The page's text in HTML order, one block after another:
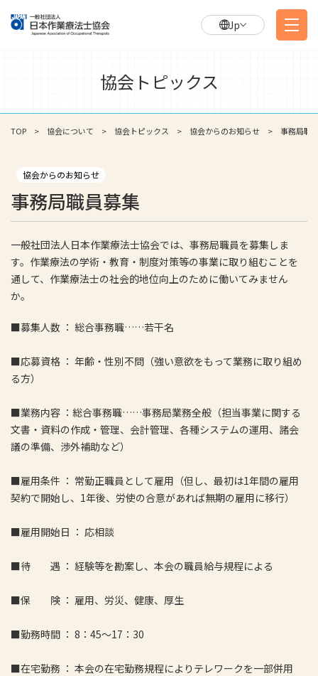
Jp
協会トピックス
TOP 協会について 協会トピックス 協会からのお知らせ 事務局職
協会からのお知らせ
事務局職員募集
一般社団法人日本作業療法士協会では、事務局職員を募集しま
す。作業療法の学術・教育・制度対策等の事業に取り組むことを
通して、作業療法士の社会的地位向上のために働いてみません
か。
■募集人数 ： 総合事務職……若干名
■応募資格 ： 年齢・性別不問（強い意欲をもって業務に取り組め
る方）
■業務内容 ：総合事務職……事務局業務全般（担当事業に関する
文書・資料の作成・管理、会計管理、各種システムの運用、諸会
議の準備、渉外補助など）
■雇用条件 ： 常勤正職員として雇用（但し、最初は1年間の雇用
契約で開始し、1年後、労使の合意があれば無期の雇用に移行）
■雇用開始日 ： 応相談
■待 遇 ： 経験等を勘案し、本会の職員給与規程による
■保 険 ： 雇用、労災、健康、厚生
■勤務時間 ： 8：45～17：30
■在宅勤務 ： 本会の在宅勤務規程によりテレワークを一部併用